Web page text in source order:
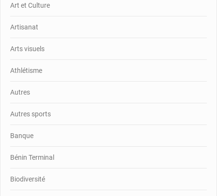
Art et Culture
Artisanat
Arts visuels
Athlétisme
Autres
Autres sports
Banque
Bénin Terminal
Biodiversité